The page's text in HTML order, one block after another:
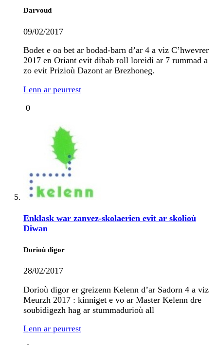
Darvoud
09/02/2017
Bodet e oa bet ar bodad-barn d’ar 4 a viz C’hwevrer
2017 en Oriant evit dibab roll loreidi ar 7 rummad a
zo evit Prizioù Dazont ar Brezhoneg.
Lenn ar peurrest
0
Enklask war zanvez-skolaerien evit ar skolioù
Diwan
Dorioù digor
28/02/2017
Dorioù digor er greizenn Kelenn d’ar Sadorn 4 a viz
Meurzh 2017 : kinniget e vo ar Master Kelenn dre
soubidigezh hag ar stummadurioù all
Lenn ar peurrest